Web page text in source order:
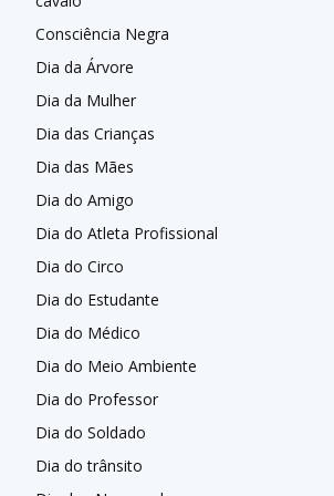
Consciência Negra
Dia da Árvore
Dia da Mulher
Dia das Crianças
Dia das Mães
Dia do Amigo
Dia do Atleta Profissional
Dia do Circo
Dia do Estudante
Dia do Médico
Dia do Meio Ambiente
Dia do Professor
Dia do Soldado
Dia do trânsito